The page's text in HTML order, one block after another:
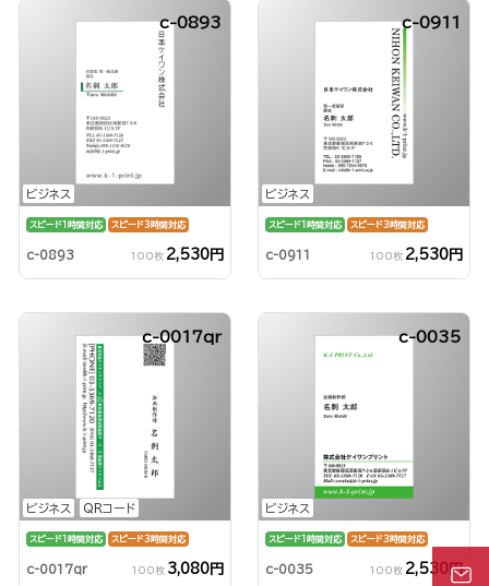
ビジネス
c-0893
スピード1時間対応 スピード3時間対応
c-0893 100枚 2,530円
ビジネス
c-0911
スピード1時間対応 スピード3時間対応
c-0911 100枚 2,530円
ビジネス QRコード
c-0017qr
スピード1時間対応 スピード3時間対応
c-0017qr 100枚 3,080円
ビジネス
c-0035
スピード1時間対応 スピード3時間対応
c-0035 100枚 2,530円